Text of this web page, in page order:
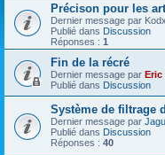
Précison pour les
Dernier message par
Publié dans Discussion
Réponses : 1
Fin de la récré
Dernier message par Eric
Publié dans Discussion
Système de filtrage
Dernier message par
Publié dans Discussion
Réponses : 40